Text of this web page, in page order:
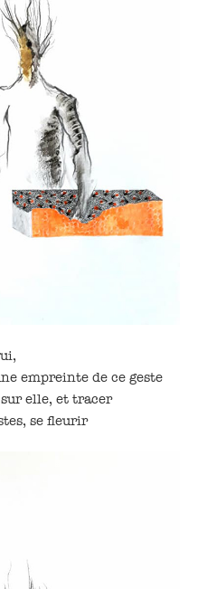
empreinte de ce geste
elle, et tracer
se fleurir